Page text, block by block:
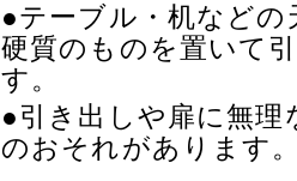
●テーブル・机など
硬質のものを置いて
す。
●引き出しや扉に無
のおそれがあります